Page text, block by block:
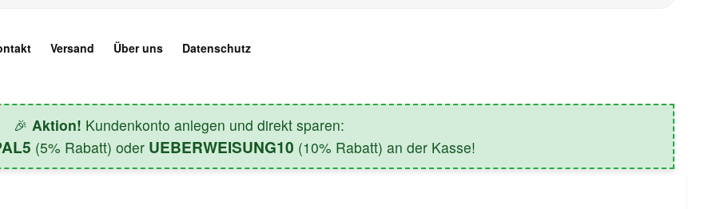
Versand Über uns Datenschutz
🎉 Aktion! Kundenkonto anlegen und direkt sparen:
(5% Rabatt) oder UEBERWEISUNG10 (10% Rabatt) an der Kasse!